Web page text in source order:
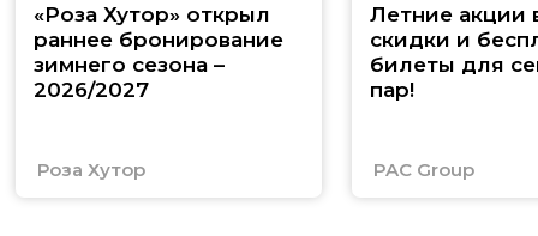
«Роза Хутор» открыл
раннее бронирование
зимнего сезона –
2026/2027
Роза Хутор
Летние акции
скидки и
билеты для
пар!
PAC Group